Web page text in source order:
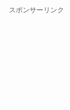
スポンサーリンク